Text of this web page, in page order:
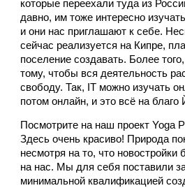
которые переехали туда из
давно, им тоже интересно
и они нас приглашают к себе.
сейчас реализуется на Кипре,
поселение создавать. Более
тому, чтобы вся деятельность
свободу. Так, IT можно изучать
потом онлайн, и это всё на благо
Посмотрите на наш проект Yoga
Здесь очень красиво! Природа
несмотря на то, что новостройки
на нас. Мы для себя поставили
минимальной квалификацией